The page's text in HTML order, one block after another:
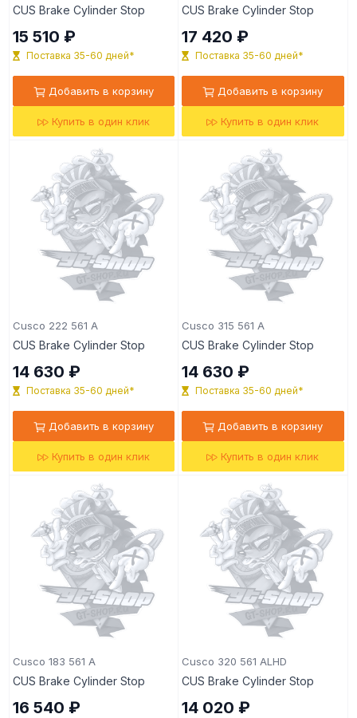
CUS Brake Cylinder Stop
15 510 ₽
Поставка 35-60 дней*
Добавить в корзину
Купить в один клик
CUS Brake Cylinder Stop
17 420 ₽
Поставка 35-60 дней*
Добавить в корзину
Купить в один клик
Cusco 222 561 A
CUS Brake Cylinder Stop
14 630 ₽
Поставка 35-60 дней*
Добавить в корзину
Купить в один клик
Cusco 315 561 A
CUS Brake Cylinder Stop
14 630 ₽
Поставка 35-60 дней*
Добавить в корзину
Купить в один клик
Cusco 183 561 A
CUS Brake Cylinder Stop
16 540 ₽
Cusco 320 561 ALHD
CUS Brake Cylinder Stop
14 020 ₽